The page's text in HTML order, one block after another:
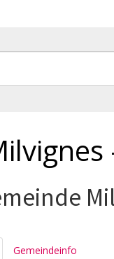
Gemeindeinfo